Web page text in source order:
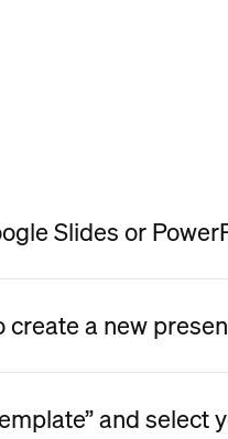
Slides or
a new
and select